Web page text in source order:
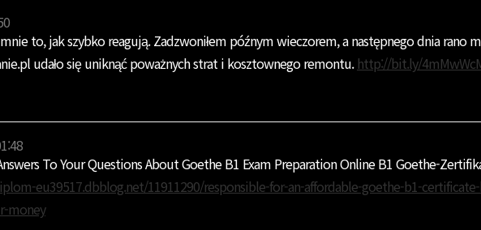
to, jak szybko reagują. Zadzwoniłem późnym wieczorem, a następnego dnia rano
udało się uniknąć poważnych strat i kosztownego remontu. http://bit.ly/
To Your Questions About Goethe B1 Exam Preparation Online B1 Goethe-
eu39517.dbblog.net/11911290/responsible-for-an-affordable-goethe-b1-
money